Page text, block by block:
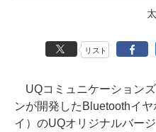
リスト
UQコミュニケーション
ンが開発したBluetoothイ
イ）のUQオリジナルバー